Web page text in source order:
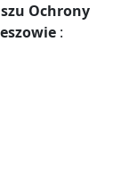
Ochrony
: